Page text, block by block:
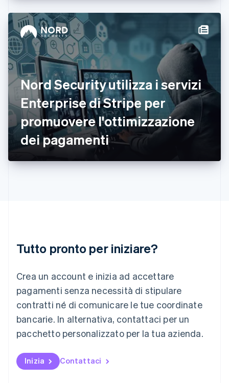
Nord Security utilizza i servizi
Enterprise di Stripe per
promuovere l'ottimizzazione
dei pagamenti
Tutto pronto per iniziare?
Crea un account e inizia ad accettare
pagamenti senza necessità di stipulare
contratti né di comunicare le tue coordinate
bancarie. In alternativa, contattaci per un
pacchetto personalizzato per la tua azienda.
Inizia Contattaci
Giappone
日本語English
Gibilterra
English
Grecia
English
India
English
Irlanda
English
Italia
ItalianoEnglish
Lettonia
English
Liechtenstein
Malta
English
EspañolEnglish
Norvegia
English
Nuova Zelanda
English
NederlandsEnglish
English
Portogallo